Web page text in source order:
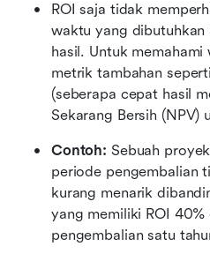
ROI saja tidak
waktu yang dibutuhkan
hasil. Untuk
metrik tambahan
(seberapa cepat hasil
Sekarang Bersih (NPV)
Contoh: Sebuah
periode pengembalian
kurang menarik
yang memiliki ROI
pengembalian satu